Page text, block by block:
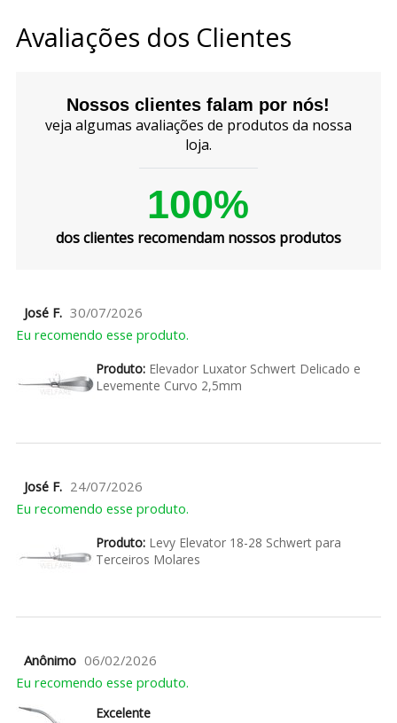
Avaliações dos Clientes
Nossos clientes falam por nós!
veja algumas avaliações de produtos da nossa
loja.
100%
dos clientes recomendam nossos produtos
José F. 30/07/2026
Eu recomendo esse produto.
Produto:Elevador Luxator Schwert Delicado e
Levemente Curvo 2,5mm
José F. 24/07/2026
Eu recomendo esse produto.
Produto:Levy Elevator 18-28 Schwert para
Terceiros Molares
Anônimo 06/02/2026
Eu recomendo esse produto.
Excelente